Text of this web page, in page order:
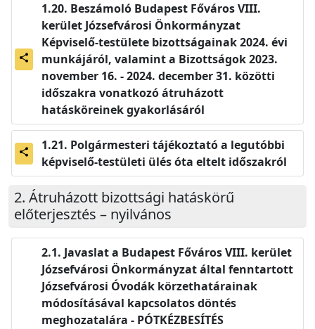
share
Beszámoló Budapest Főváros VIII.
kerület Józsefvárosi Önkormányzat
Képviselő-testülete bizottságainak 2024. évi
munkájáról, valamint a Bizottságok 2023.
november 16. - 2024. december 31. közötti
időszakra vonatkozó átruházott
hatásköreinek gyakorlásáról
share
Polgármesteri tájékoztató a legutóbbi
képviselő-testületi ülés óta eltelt időszakról
Átruházott bizottsági hatáskörű
előterjesztés – nyilvános
Javaslat a Budapest Főváros VIII. kerület
Józsefvárosi Önkormányzat által fenntartott
Józsefvárosi Óvodák körzethatárainak
módosításával kapcsolatos döntés
meghozatalára - PÓTKÉZBESÍTÉS